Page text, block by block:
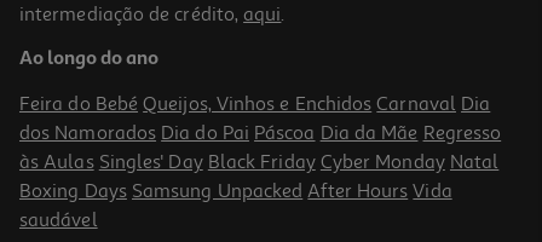
4.6
Açúcar Sidul Amarelo 1kg
1.59 €/Kg
1,59 €
intermediação de crédito, aqui.
Ao longo do ano
Feira do Bebé Queijos, Vinhos e Enchidos Carnaval Dia
dos Namorados Dia do Pai Páscoa Dia da Mãe Regresso
às Aulas Singles' Day Black Friday Cyber Monday Natal
Boxing Days Samsung Unpacked After Hours Vida
saudável